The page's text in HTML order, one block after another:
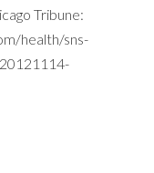
Tribune:
health/sns-